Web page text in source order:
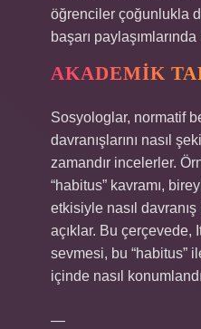
öğrenciler çoğunlukla
başarı
AKADEMIK
Sosyologlar, normatif
davranışlarını nasıl
zamandır incelerler.
“habitus” kavramı,
etkisiyle nasıl
açıklar. Bu çerçevede,
sevmesi, bu “habitus”
içinde nasıl
—